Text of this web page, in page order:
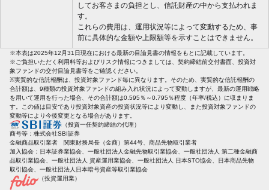
してお客さまの負担とし、信託財産の中から支払われま
す。
これらの費用は、運用状況等によって変動するため、事
前に具体的な金額や上限額等を示すことはできません。
※本表は2025年12月31日現在における最新の目論見書の情報をもとに記載しています。
※ご負担いただく利用料等およびリスク情報につきましては、契約締結前交付書面、投資対
象ファンドの交付目論見書等をご確認ください。
※実質的な信託報酬は、投資対象ファンド毎に異なります。そのため、実質的な信託報酬の
合計額は、9種類の投資対象ファンドの組み入れ状況によって変動しますが、最新の運用戦略
を用いて運用を行った場合、その合計額は0.595％～0.795％程度（年率/税込）に収まりま
す。この値は目安であり投資対象資産の投資状況等により変動し、また投資対象ファンドの
変動等により今後変更となる場合があります。
（投資一任契約締結の代理）
商号等：株式会社SBI証券
金融商品取引業者 関東財務局長（金商）第44号、商品先物取引業者
加入協会：日本証券業協会、一般社団法人金融先物取引業協会、一般社団法人 第二種金融商
品取引業協会、一般社団法人 資産運用業協会、一般社団法人 日本STO協会、日本商品先物
取引協会、一般社団法人日本暗号資産等取引業協会
（投資運用業）